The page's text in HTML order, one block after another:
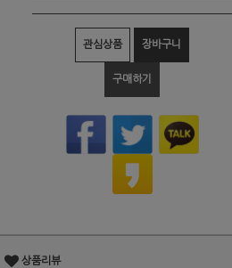
관심상품 장바구니
구매하기
상품리뷰